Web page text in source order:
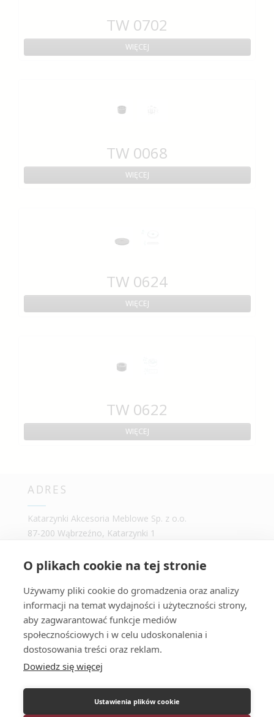
O plikach cookie na tej stronie
Używamy pliki cookie do gromadzenia oraz analizy
informacji na temat wydajności i użyteczności strony,
aby zagwarantować funkcje mediów
społecznościowych i w celu udoskonalenia i
dostosowania treści oraz reklam.
Dowiedz się więcej
Ustawienia plików cookie
TW 0702
WIĘCEJ
TW 0068
WIĘCEJ
TW 0624
WIĘCEJ
TW 0622
WIĘCEJ
ADRES
Katarzynki Akcesoria Meblowe Sp. z o.o.
87-200 Wąbrzeźno, Katarzynki 1
tel/fax + 48 56 687 59 00
e-mail:
INFORMACJE
AKTUALNOŚCI
POLITYKA JAKOŚCI
CERTYFIKATY
KATALOGI ONLINE